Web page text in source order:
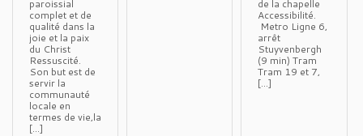
paroissial
complet et de
qualité dans la
joie et la paix
du Christ
Ressuscité.
Son but est de
servir la
communauté
locale en
termes de vie,la
[…]
de la chapelle
Accessibilité.
Metro Ligne 6,
arrêt
Stuyvenbergh
(9 min) Tram
Tram 19 et 7,
[…]